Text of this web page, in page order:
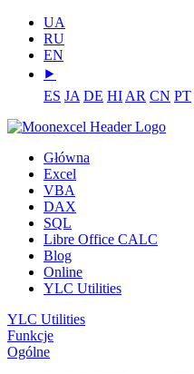
UA
RU
EN
⯈
ES JA DE HI AR CN PT
Główna
Excel
VBA
DAX
SQL
Libre Office CALC
Blog
Online
YLC Utilities
YLC Utilities
Funkcje
Ogólne